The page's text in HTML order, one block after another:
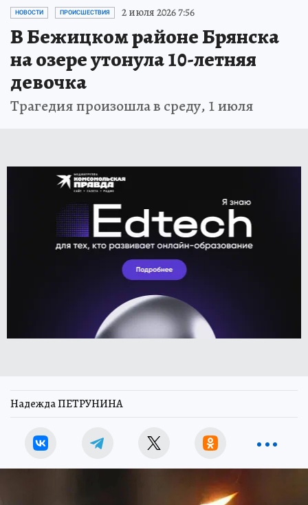
НОВОСТИ ПРОИСШЕСТВИЯ 2 июля 2026 7:56
В Бежицком районе Брянска
на озере утонула 10-летняя
девочка
Трагедия произошла в среду, 1 июля
Надежда ПЕТРУНИНА